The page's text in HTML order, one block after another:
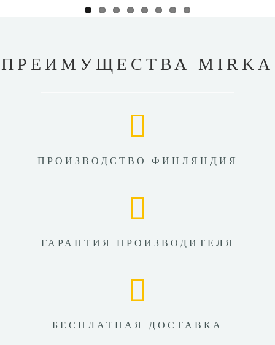
ПРЕИМУЩЕСТВА MIRKA
ПРОИЗВОДСТВО ФИНЛЯНДИЯ
ГАРАНТИЯ ПРОИЗВОДИТЕЛЯ
БЕСПЛАТНАЯ ДОСТАВКА